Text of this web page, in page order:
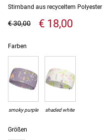
Stirnband aus recyceltem Polyester
€ 18,00
€ 30,00
Größen
Farben
smoky purple shaded white